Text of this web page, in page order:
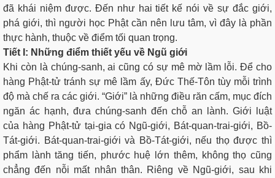
đã khái niệm được. Ðến như hai tiết kế nói về sự đắc giới,
phá giới, thì người học Phật cần nên lưu tâm, vì đây là phần
thực hành, thuộc về điểm tối quan trọng.
Tiết I: Những điểm thiết yếu về Ngũ giới
Khi còn là chúng-sanh, ai cũng có sự mê mờ lầm lỗi. Ðể cho
hàng Phật-tử tránh sự mê lầm ấy, Ðức Thế-Tôn tùy mỗi trình
độ mà chế ra các giới. “Giới” là những điều răn cấm, mục đích
ngăn ác hạnh, đưa chúng-sanh đến chỗ an lành. Giới luật
của hàng Phật-tử tại-gia có Ngũ-giới, Bát-quan-trai-giới, Bồ-
Tát-giới. Bát-quan-trai-giới và Bồ-Tát-giới, nếu thọ được thì
phẩm lành tăng tiến, phước huệ lớn thêm, không thọ cũng
chẳng đến nỗi mất nhân thân. Riêng về Ngũ-giới, sau khi